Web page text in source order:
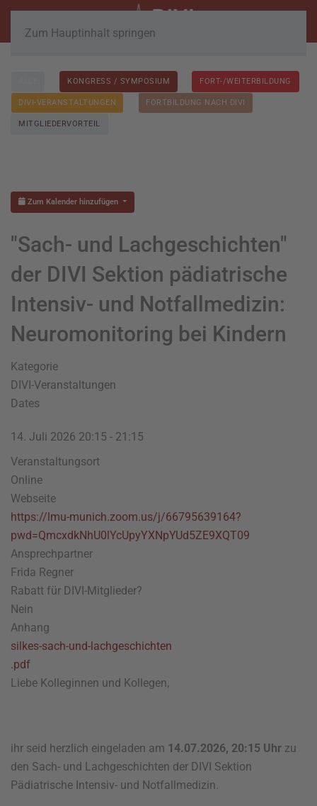
Zum Hauptinhalt springen
KONGRESS / SYMPOSIUM FORT-/WEITERBILDUNG
DIVI-VERANSTALTUNGEN FORTBILDUNG NACH DIVI
MITGLIEDERVORTEIL
Zum Kalender hinzufügen
"Sach- und Lachgeschichten"
der DIVI Sektion pädiatrische
Intensiv- und Notfallmedizin:
Neuromonitoring bei Kindern
Kategorie
DIVI-Veranstaltungen
Dates
14. Juli 2026 20:15 - 21:15
Veranstaltungsort
Online
Webseite
https://lmu-munich.zoom.us/j/66795639164?
pwd=QmcxdkNhU0lYcUpyYXNpYUd5ZE9XQT09
Ansprechpartner
Frida Regner
Rabatt für DIVI-Mitglieder?
Nein
Anhang
silkes-sach-und-lachgeschichten
.pdf
Liebe Kolleginnen und Kollegen,
ihr seid herzlich eingeladen am 14.07.2026, 20:15 Uhr zu
den Sach- und Lachgeschichten der DIVI Sektion
Pädiatrische Intensiv- und Notfallmedizin.